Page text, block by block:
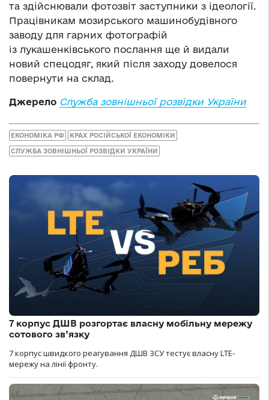
та здійснювали фотозвіт заступники з ідеології.
Працівникам мозирського машинобудівного
заводу для гарних фотографій
із лукашенківського послання ще й видали
новий спецодяг, який після заходу довелося
повернути на склад.
Джерело Служба зовнішньої розвідки України
ЕКОНОМІКА РФ КРАХ РОСІЙСЬКОЇ ЕКОНОМІКИ
СЛУЖБА ЗОВНІШНЬОЇ РОЗВІДКИ УКРАЇНИ
7 корпус ДШВ розгортає власну мобільну мережу
сотового зв’язку
7 корпус швидкого реагування ДШВ ЗСУ тестує власну LTE-
мережу на лінії фронту.